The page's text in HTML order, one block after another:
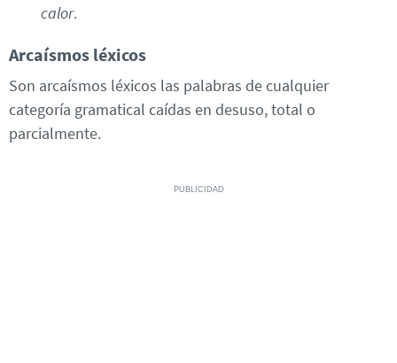
calor.
Arcaísmos léxicos
Son arcaísmos léxicos las palabras de cualquier
categoría gramatical caídas en desuso, total o
parcialmente.